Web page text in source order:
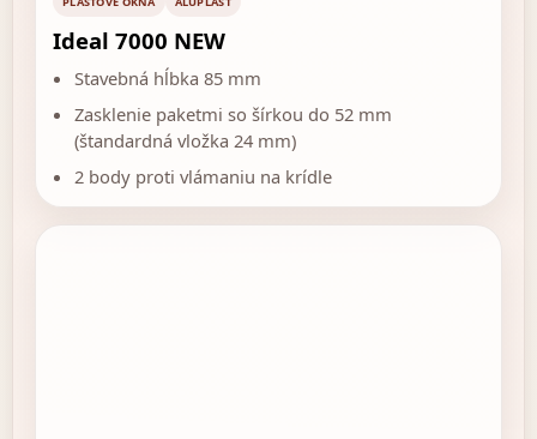
Ideal 7000 NEW
Stavebná hĺbka 85 mm
Zasklenie paketmi so šírkou do 52 mm
(štandardná vložka 24 mm)
2 body proti vlámaniu na krídle